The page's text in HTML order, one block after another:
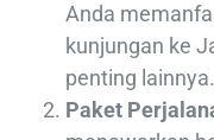
Anda
kunjungan ke
penting lainnya.
Paket